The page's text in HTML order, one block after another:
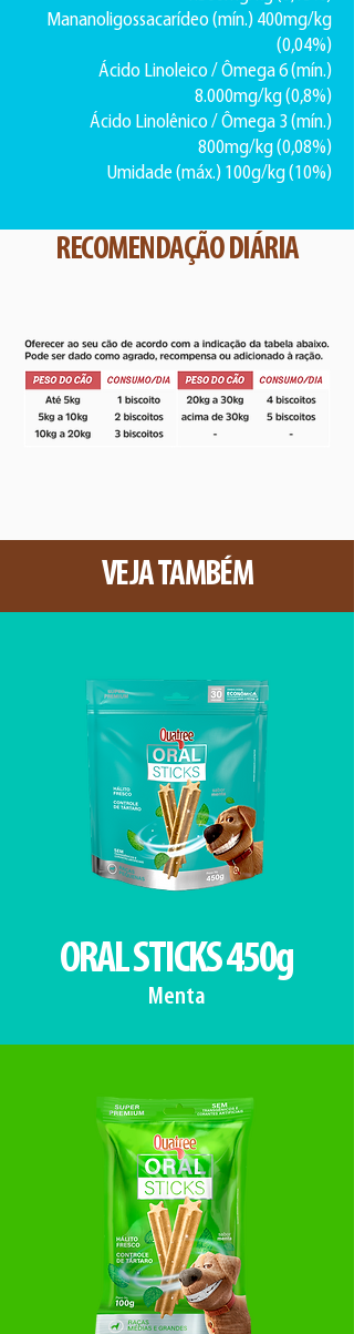
Mananoligossacarídeo (mín.) 400mg/kg
(0,04%)
Ácido Linoleico / Ômega 6 (mín.)
8.000mg/kg (0,8%)
Ácido Linolênico / Ômega 3 (mín.)
800mg/kg (0,08%)
Umidade (máx.) 100g/kg (10%)
RECOMENDAÇÃO DIÁRIA
VEJA TAMBÉM
ORAL STICKS 450g
Menta